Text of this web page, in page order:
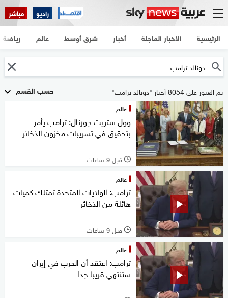
راديو مباشر
الرئيسية الأخبار العاجلة أخبار شرق أوسط عالم رياضة
حسب القسم تم العثور على 8054 أخبار "دونالد ترامب"
عالم
وول ستريت جورنال: ترامب يأمر
بتحقيق في تسريبات مخزون الذخائر
l قبل 9 ساعات
عالم
ترامب: الولايات المتحدة تمتلك كميات
هائلة من الذخائر
l قبل 9 ساعات
عالم
ترامب: اعتقد أن الحرب في إيران
ستنتهي قريبا جدا